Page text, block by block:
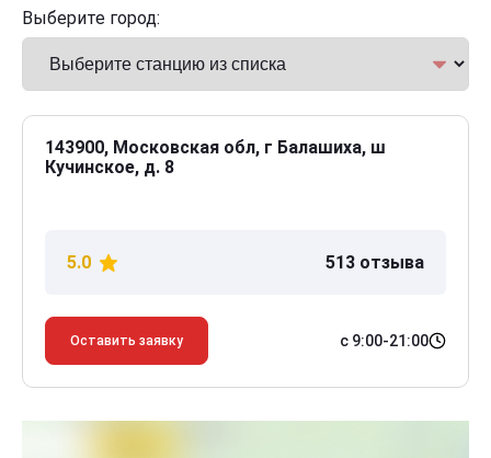
Выберите город:
143900, Московская обл, г Балашиха, ш
Кучинское, д. 8
5.0 513 отзыва
Оставить заявку с 9:00-21:00